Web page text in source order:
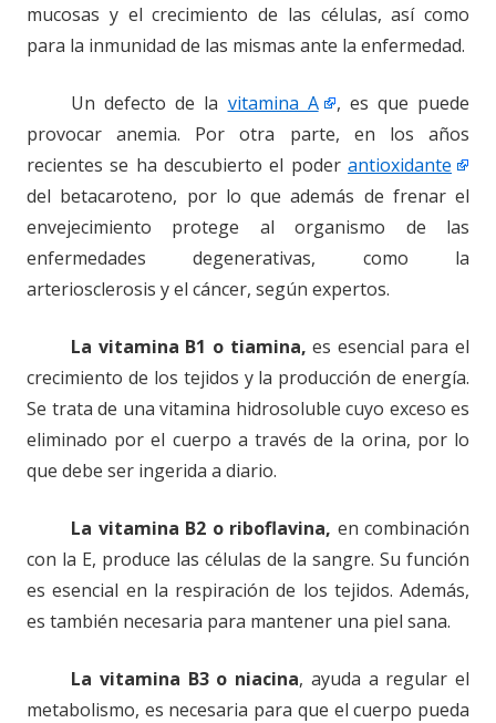
mucosas y el crecimiento de las células, así como
para la inmunidad de las mismas ante la enfermedad.
Un defecto de la vitamina A
, es que puede
provocar anemia. Por otra parte, en los años
recientes se ha descubierto el poder antioxidante
del betacaroteno, por lo que además de frenar el
envejecimiento protege al organismo de las
enfermedades degenerativas, como la
arteriosclerosis y el cáncer, según expertos.
La vitamina B1 o tiamina, es esencial para el
crecimiento de los tejidos y la producción de energía.
Se trata de una vitamina hidrosoluble cuyo exceso es
eliminado por el cuerpo a través de la orina, por lo
que debe ser ingerida a diario.
La vitamina B2 o riboflavina, en combinación
con la E, produce las células de la sangre. Su función
es esencial en la respiración de los tejidos. Además,
es también necesaria para mantener una piel sana.
La vitamina B3 o niacina, ayuda a regular el
metabolismo, es necesaria para que el cuerpo pueda